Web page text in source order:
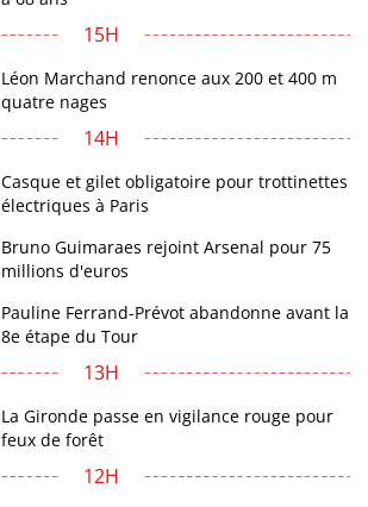
15H
Léon Marchand renonce aux 200 et 400 m
quatre nages
14H
Casque et gilet obligatoire pour trottinettes
électriques à Paris
Bruno Guimaraes rejoint Arsenal pour 75
millions d'euros
Pauline Ferrand-Prévot abandonne avant la
8e étape du Tour
13H
La Gironde passe en vigilance rouge pour
feux de forêt
12H